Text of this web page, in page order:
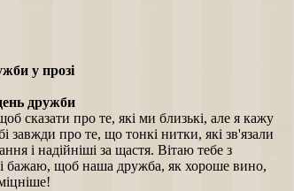
у прозі
дружби
сказати про те, які ми близькі, але я кажу
завжди про те, що тонкі нитки, які зв'язали
і надійніші за щастя. Вітаю тебе з
бажаю, щоб наша дружба, як хороше вино,